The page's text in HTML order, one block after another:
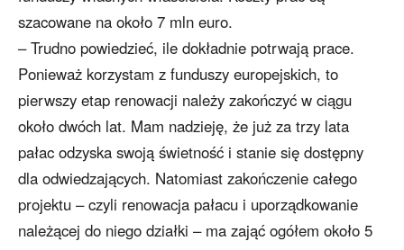
szacowane na około 7 mln euro.
– Trudno powiedzieć, ile dokładnie potrwają prace.
Ponieważ korzystam z funduszy europejskich, to
pierwszy etap renowacji należy zakończyć w ciągu
około dwóch lat. Mam nadzieję, że już za trzy lata
pałac odzyska swoją świetność i stanie się dostępny
dla odwiedzających. Natomiast zakończenie całego
projektu – czyli renowacja pałacu i uporządkowanie
należącej do niego działki – ma zająć ogółem około 5